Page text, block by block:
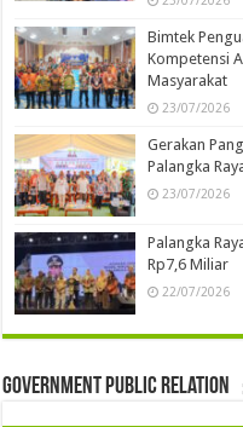
Bimtek
Kompetensi
Masyarakat
23/07/2026
Gerakan
Palangka
23/07/2026
Palangka
Rp7,6 Miliar
22/07/2026
Government Public Relation